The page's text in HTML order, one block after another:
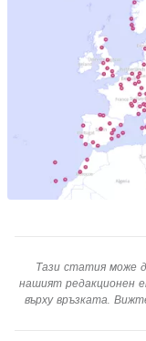
Тази статия може
нашият редакционен
върху връзката.